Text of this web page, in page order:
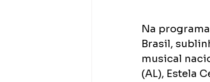
Na
Brasil,
musical
(AL), Estela